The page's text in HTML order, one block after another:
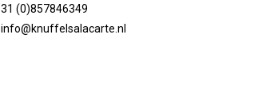
31 (0)857846349
info@knuffelsalacarte.nl